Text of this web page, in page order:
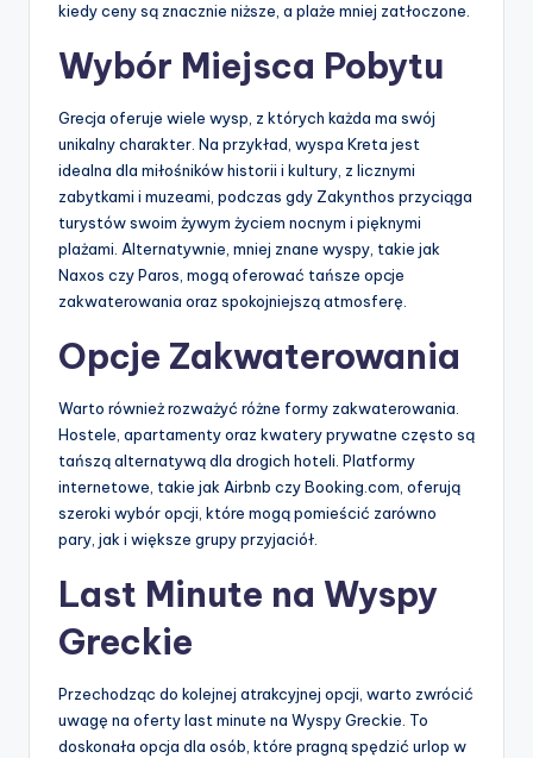
kiedy ceny są znacznie niższe, a plaże mniej zatłoczone.
Wybór Miejsca Pobytu
Grecja oferuje wiele wysp, z których każda ma swój
unikalny charakter. Na przykład, wyspa Kreta jest
idealna dla miłośników historii i kultury, z licznymi
zabytkami i muzeami, podczas gdy Zakynthos przyciąga
turystów swoim żywym życiem nocnym i pięknymi
plażami. Alternatywnie, mniej znane wyspy, takie jak
Naxos czy Paros, mogą oferować tańsze opcje
zakwaterowania oraz spokojniejszą atmosferę.
Opcje Zakwaterowania
Warto również rozważyć różne formy zakwaterowania.
Hostele, apartamenty oraz kwatery prywatne często są
tańszą alternatywą dla drogich hoteli. Platformy
internetowe, takie jak Airbnb czy Booking.com, oferują
szeroki wybór opcji, które mogą pomieścić zarówno
pary, jak i większe grupy przyjaciół.
Last Minute na Wyspy
Greckie
Przechodząc do kolejnej atrakcyjnej opcji, warto zwrócić
uwagę na oferty last minute na Wyspy Greckie. To
doskonała opcja dla osób, które pragną spędzić urlop w